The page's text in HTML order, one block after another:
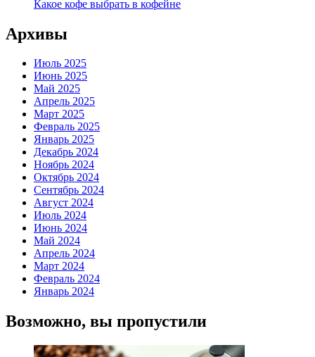
Какое кофе выбрать в кофейне
Архивы
Июль 2025
Июнь 2025
Май 2025
Апрель 2025
Март 2025
Февраль 2025
Январь 2025
Декабрь 2024
Ноябрь 2024
Октябрь 2024
Сентябрь 2024
Август 2024
Июль 2024
Июнь 2024
Май 2024
Апрель 2024
Март 2024
Февраль 2024
Январь 2024
Возможно, вы пропустили